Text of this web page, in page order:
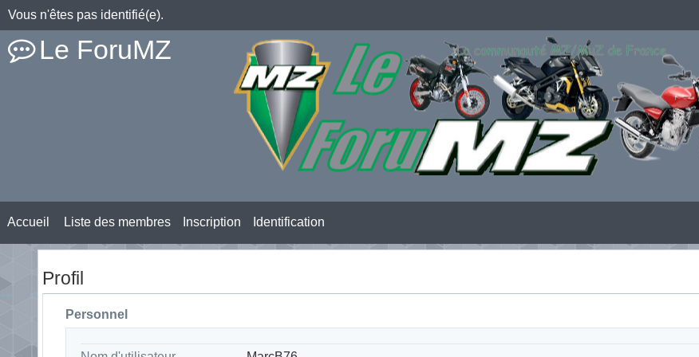
Vous n'êtes pas identifié(e).
Le ForuMZ
Accueil Liste des membres Inscription Identification
Profil
Personnel